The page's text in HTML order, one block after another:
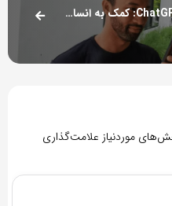
کاربرد دیگری از هوش مصنوعی ChatGPT: کمک به انسان برای حرف‌زدن با درختان!
موردنیاز علامت‌گذاری